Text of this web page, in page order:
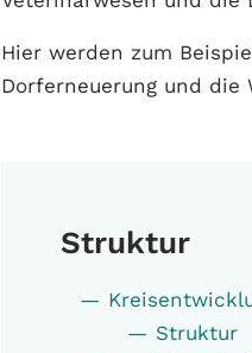
Hier werden zum
Dorferneuerung und die
Struktur
Struktur